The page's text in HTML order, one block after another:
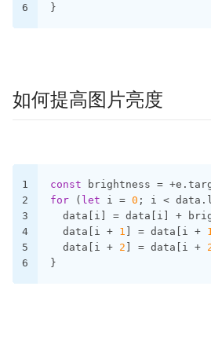
6
}
如何提高图片亮度
1
2
3
4
5
6
const brightness =
for ( let i = 0 ; i <
data[i] = data[i] +
  data[i +
1 ] = data[i +
  data[i +
2 ] = data[i +
}